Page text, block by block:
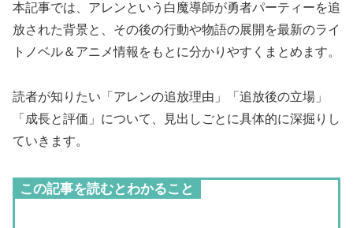
本記事では、アレンという白魔導師が勇者パーティーを追
放された背景と、その後の行動や物語の展開を最新のライ
トノベル＆アニメ情報をもとに分かりやすくまとめます。
読者が知りたい「アレンの追放理由」「追放後の立場」
「成長と評価」について、見出しごとに具体的に深掘りし
ていきます。
この記事を読むとわかること